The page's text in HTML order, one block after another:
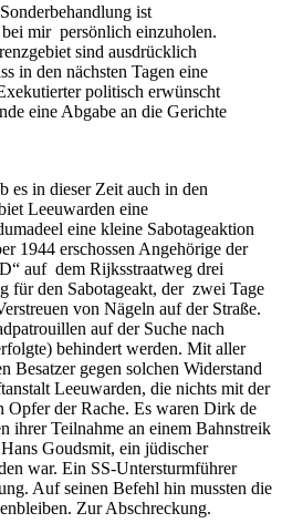
ist
mir persönlich einzuholen.
sind ausdrücklich
in den nächsten Tagen eine
politisch erwünscht
eine Abgabe an die Gerichte
es in dieser Zeit auch in den
Leeuwarden eine
eine kleine Sabotageaktion
1944 erschossen Angehörige der
auf dem Rijksstraatweg drei
für den Sabotageakt, der zwei Tage
von Nägeln auf der Straße.
auf der Suche nach
behindert werden. Mit aller
Besatzer gegen solchen Widerstand
Leeuwarden, die nichts mit der
der Rache. Es waren Dirk de
ihrer Teilnahme an einem Bahnstreik
Goudsmit, ein jüdischer
war. Ein SS-Untersturmführer
Auf seinen Befehl hin mussten die
Zur Abschreckung.